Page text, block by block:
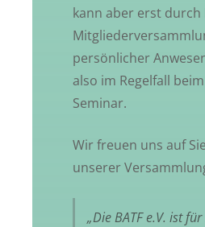
kann aber erst durch
persönlicher
also im Regelfall
Seminar.
Wir freuen uns auf
unserer
„Die BATF e.V. ist